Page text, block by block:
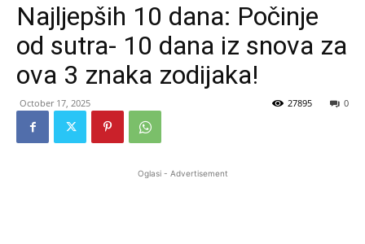
Najljepših 10 dana: Počinje
od sutra- 10 dana iz snova za
ova 3 znaka zodijaka!
October 17, 2025 0
27895
Oglasi - Advertisement